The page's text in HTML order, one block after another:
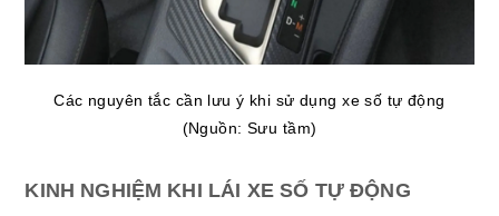
Các nguyên tắc cần lưu ý khi sử dụng xe số tự động
(Nguồn: Sưu tầm)
KINH NGHIỆM KHI LÁI XE SỐ TỰ ĐỘNG